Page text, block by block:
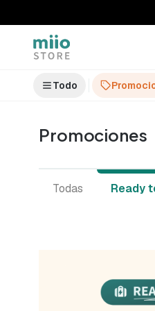
Todo
Promociones
Todas Ready